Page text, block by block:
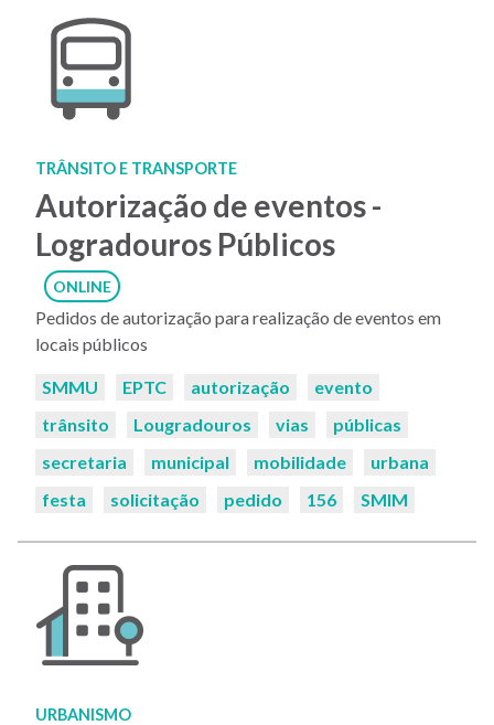
TRÂNSITO E TRANSPORTE
Autorização de eventos -
Logradouros Públicos
ONLINE
Pedidos de autorização para realização de eventos em
locais públicos
Palavras-
SMMU EPTC autorização
evento
trânsito
Lougradouros vias
públicas
secretaria
municipal mobilidade
urbana
festa
solicitação pedido 156 SMIM
URBANISMO